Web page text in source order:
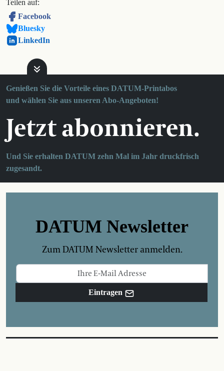
Teilen auf:
Facebook
Bluesky
LinkedIn
Genießen Sie die Vorteile eines DATUM-Printabos
und wählen Sie aus unseren Abo-Angeboten!
Jetzt abonnieren.
Und Sie erhalten DATUM zehn Mal im Jahr druckfrisch
zugesandt.
DATUM Newsletter
Zum DATUM Newsletter anmelden.
Eintragen